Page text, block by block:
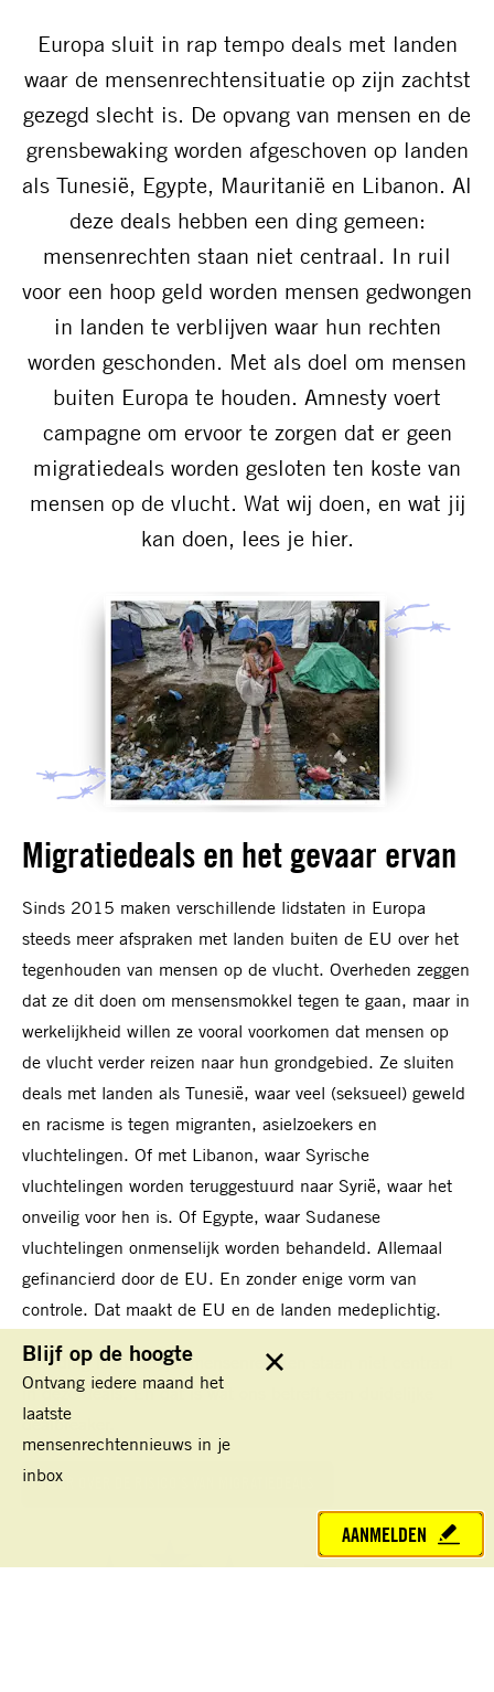
Europa sluit in rap tempo deals met landen
waar de mensenrechtensituatie op zijn zachtst
gezegd slecht is. De opvang van mensen en de
grensbewaking worden afgeschoven op landen
als Tunesië, Egypte, Mauritanië en Libanon. Al
deze deals hebben een ding gemeen:
mensenrechten staan niet centraal. In ruil
voor een hoop geld worden mensen gedwongen
in landen te verblijven waar hun rechten
worden geschonden. Met als doel om mensen
buiten Europa te houden. Amnesty voert
campagne om ervoor te zorgen dat er geen
migratiedeals worden gesloten ten koste van
mensen op de vlucht. Wat wij doen, en wat jij
kan doen, lees je hier.
Migratiedeals en het gevaar ervan
Sinds 2015 maken verschillende lidstaten in Europa
steeds meer afspraken met landen buiten de EU over het
tegenhouden van mensen op de vlucht. Overheden zeggen
dat ze dit doen om mensensmokkel tegen te gaan, maar in
werkelijkheid willen ze vooral voorkomen dat mensen op
de vlucht verder reizen naar hun grondgebied. Ze sluiten
deals met landen als Tunesië, waar veel (seksueel) geweld
en racisme is tegen migranten, asielzoekers en
vluchtelingen. Of met Libanon, waar Syrische
vluchtelingen worden teruggestuurd naar Syrië, waar het
onveilig voor hen is. Of Egypte, waar Sudanese
vluchtelingen onmenselijk worden behandeld. Allemaal
gefinancierd door de EU. En zonder enige vorm van
controle. Dat maakt de EU en de landen medeplichtig.
Eén ding is duidelijk: mensenrechten staan niet centraal
in deze deals. En dat is wat ons betreft een duidelijke
dealbreaker.
MEER OVER DE RISICO’S VAN MIGRATIEDEALS
Blijf op de hoogte
Ontvang iedere maand het
laatste
mensenrechtennieuws in je
inbox
AANMELDEN
Sluit